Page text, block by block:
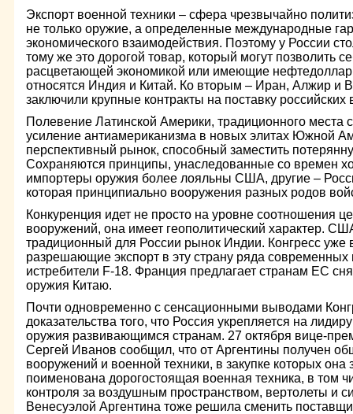
Экспорт военной техники – сфера чрезвычайно
не только оружие, а определенные международные
экономического взаимодействия. Поэтому у России
тому же это дорогой товар, который могут позволить
расцветающей экономикой или имеющие
относятся Индия и Китай. Ко вторым – Иран, Алжир и
заключили крупные контракты на поставку российских
Полевение Латинской Америки, традиционного
усиление антиамериканизма в новых элитах Южной
перспективный рынок, способный заместить
Сохраняются принципы, унаследованные со времен
импортеры оружия более лояльны США, другие –
которая принципиально вооружения разных родов
Конкуренция идет не просто на уровне соотношения
вооружений, она имеет геополитический характер.
традиционный для России рынок Индии. Конгресс уже
разрешающие экспорт в эту страну ряда
истребители F-18. Франция предлагает странам ЕС
оружия Китаю.
Почти одновременно с сенсационными выводами
доказательства того, что Россия укрепляется на
оружия развивающимся странам. 27 октября вице-
Сергей Иванов сообщил, что от Аргентины получен
вооружений и военной техники, в закупке которых
поименована дорогостоящая военная техника, в том
контроля за воздушным пространством, вертолеты и
Венесуэлой Аргентина тоже решила сменить